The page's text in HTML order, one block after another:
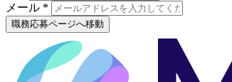
メール *
職務応募ページへ移動